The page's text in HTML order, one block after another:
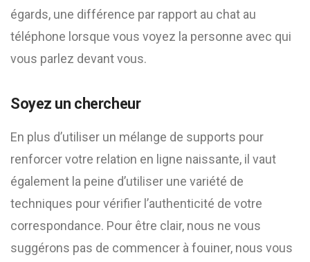
égards, une différence par rapport au chat au
téléphone lorsque vous voyez la personne avec qui
vous parlez devant vous.
Soyez un chercheur
En plus d’utiliser un mélange de supports pour
renforcer votre relation en ligne naissante, il vaut
également la peine d’utiliser une variété de
techniques pour vérifier l’authenticité de votre
correspondance. Pour être clair, nous ne vous
suggérons pas de commencer à fouiner, nous vous